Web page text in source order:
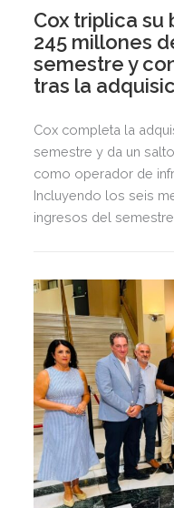
Cox triplica
245 millones
semestre y
tras la
Cox completa la
semestre y da un
como operador de
Incluyendo los seis
ingresos del